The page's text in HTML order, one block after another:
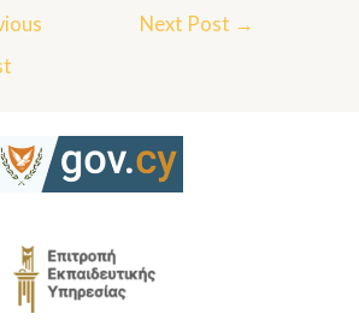
Next Post →